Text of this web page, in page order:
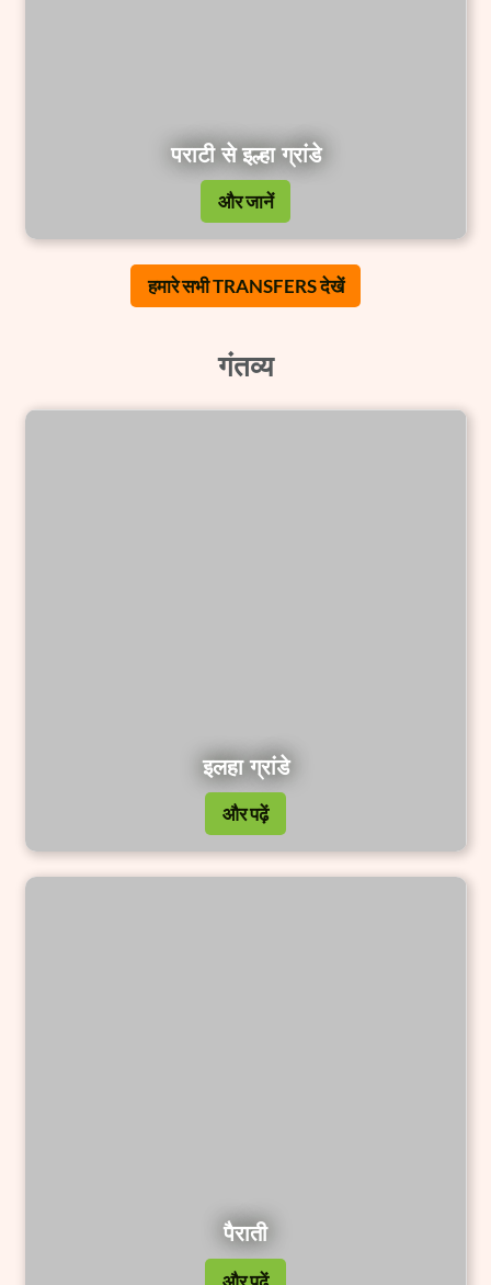
पराटी से इल्हा ग्रांडे
और जानें
हमारे सभी TRANSFERS देखें
गंतव्य
इलहा ग्रांडे
और पढ़ें
पैराती